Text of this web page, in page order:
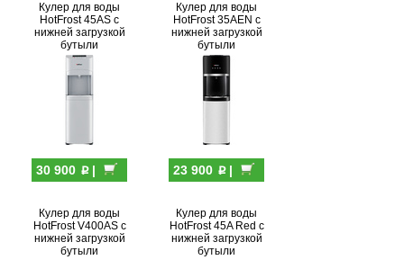
Кулер для воды
HotFrost 45AS с
нижней загрузкой
бутыли
30 900 p|
Кулер для воды
HotFrost 35AEN с
нижней загрузкой
бутыли
23 900 p|
Кулер для воды
HotFrost V400AS с
нижней загрузкой
бутыли
Кулер для воды
HotFrost 45A Red с
нижней загрузкой
бутыли